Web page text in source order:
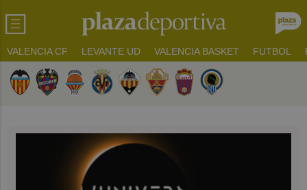
VALENCIA CF LEVANTE UD VALENCIA BASKET FUTBOL